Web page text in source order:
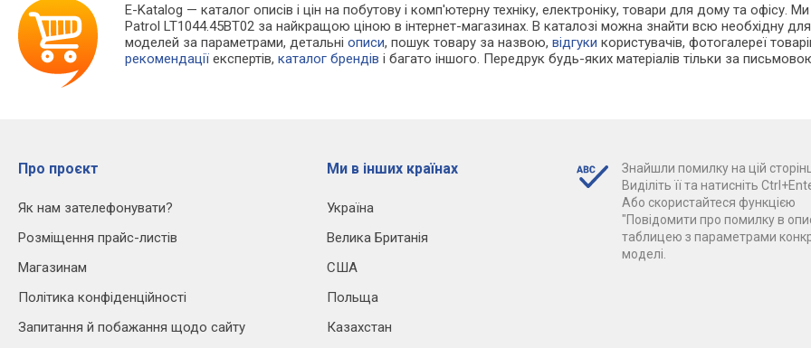
E-Katalog — каталог описів і цін на побутову і комп'ютерну техніку, електроніку, товари для дому та офісу.
Patrol LT1044.45BT02 за найкращою ціною в інтернет-магазинах. В каталозі можна знайти всю необхідну
моделей за параметрами, детальніописи, пошук товару за назвою,відгуки користувачів, фотогалереї
рекомендації експертів,каталог брендів і багато іншого. Передрук будь-яких матеріалів тільки за
Про проєкт
Як нам зателефонувати?
Розміщення прайс-листів
Магазинам
Політика конфіденційності
Запитання й побажання щодо сайту
Ми в інших країнах
Україна
Велика Британія
США
Польща
Казахстан
Знайшли помилку на цій
Виділіть її та натисніть
Або скористайтеся функцією
"Повідомити про помилку в
таблицею з параметрами
моделі.